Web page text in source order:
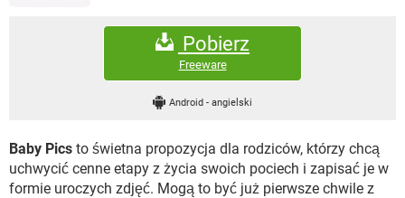
NETFLIX
FACEBOOK
WHATSAPP
NETFLIX
FACEBOOK
TIKTOK
INSTAGRAM FACEBOOK
WINDOWS 10
Pobierz
Freeware
Android - angielski
Baby Pics to świetna propozycja dla rodziców, którzy chcą
uchwycić cenne etapy z życia swoich pociech i zapisać je w
formie uroczych zdjęć. Mogą to być już pierwsze chwile z